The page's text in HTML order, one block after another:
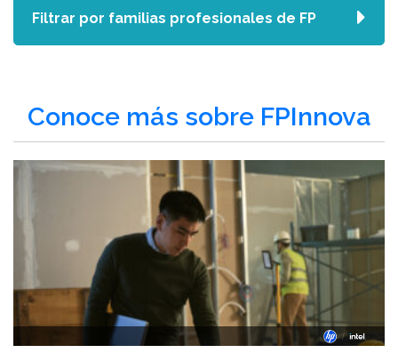
Conoce más sobre FPInnova
Filtrar por familias profesionales de FP